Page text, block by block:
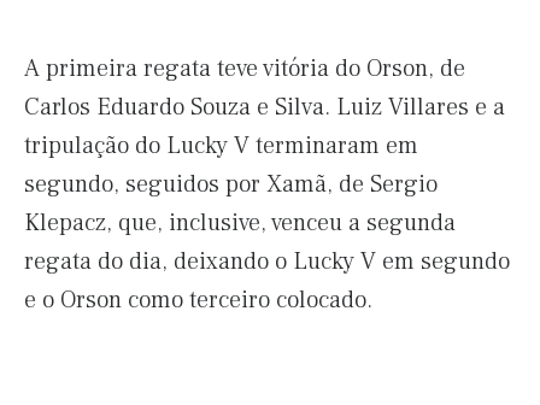
A primeira regata teve vitória do Orson, de
Carlos Eduardo Souza e Silva. Luiz Villares e a
tripulação do Lucky V terminaram em
segundo, seguidos por Xamã, de Sergio
Klepacz, que, inclusive, venceu a segunda
regata do dia, deixando o Lucky V em segundo
e o Orson como terceiro colocado.